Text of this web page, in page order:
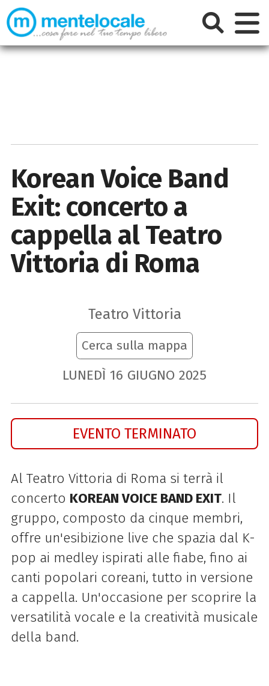
Korean Voice Band
Exit: concerto a
cappella al Teatro
Vittoria di Roma
Teatro Vittoria
Cerca sulla mappa
LUNEDÌ 16 GIUGNO 2025
EVENTO TERMINATO
Al Teatro Vittoria di Roma si terrà il
concerto KOREAN VOICE BAND EXIT. Il
gruppo, composto da cinque membri,
offre un'esibizione live che spazia dal K-
pop ai medley ispirati alle fiabe, fino ai
canti popolari coreani, tutto in versione
a cappella. Un'occasione per scoprire la
versatilità vocale e la creatività musicale
della band.